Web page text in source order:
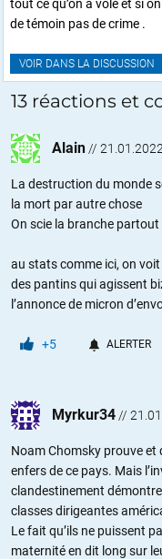
tout ce qu’on a volé et si
de témoin pas de crime .
VOIR DANS LA DISCUSSION
13 réactions et
Alain //
La destruction du monde
la mort par autre chose
On scie la branche partout
au stats comme ici, on
des pantins qui agissent
l’annonce de micron
+5 ALERTER
Myrkur34 //
Noam Chomsky prouve
enfers de ce pays. Mais
clandestinement
classes dirigeantes
Le fait qu’ils ne puissent
maternité en dit long sur